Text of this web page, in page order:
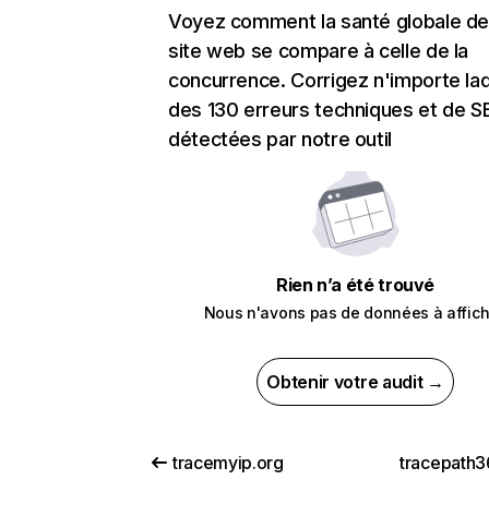
Voyez comment la santé globale
site web se compare à celle de la
concurrence. Corrigez n'importe
des 130 erreurs techniques et de
détectées par notre outil
Rien n’a été trouvé
Nous n'avons pas de données à
Obtenir votre audit →
tracemyip.org